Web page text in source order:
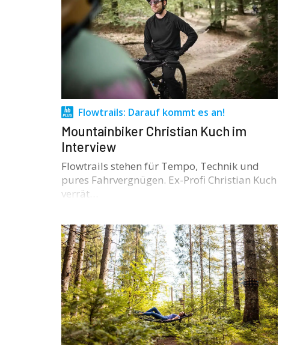
Flowtrails: Darauf kommt es an!
Mountainbiker Christian Kuch im
Interview
Flowtrails stehen für Tempo, Technik und
pures Fahrvergnügen. Ex-Profi Christian Kuch
verrät…